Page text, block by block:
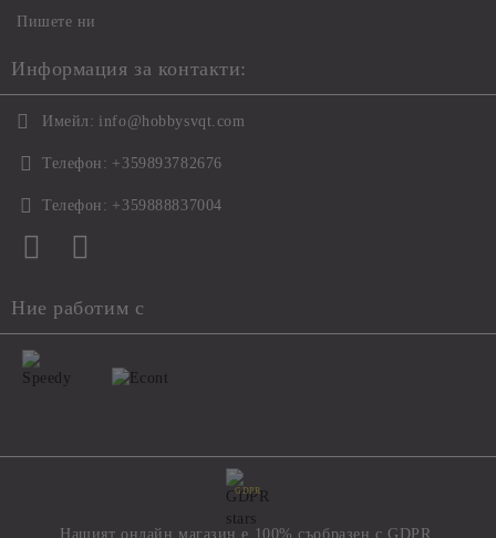
Пишете ни
Информация за контакти:
Имейл: info@hobbysvqt.com
Телефон: +359893782676
Телефон: +359888837004
Ние работим с
GDPR
Нашият онлайн магазин е 100% съобразен с GDPR.